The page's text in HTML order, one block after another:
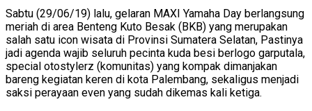
Sabtu (29/06/19) lalu, gelaran MAXI Yamaha Day berlangsung
meriah di area Benteng Kuto Besak (BKB) yang merupakan
salah satu icon wisata di Provinsi Sumatera Selatan, Pastinya
jadi agenda wajib seluruh pecinta kuda besi berlogo garputala,
special otostylerz (komunitas) yang kompak dimanjakan
bareng kegiatan keren di kota Palembang, sekaligus menjadi
saksi perayaan even yang sudah dikemas kali ketiga.